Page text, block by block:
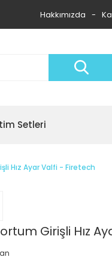
Hakkımızda
Setleri
Hız Ayar Valfi - Firetech
Girişli Hız